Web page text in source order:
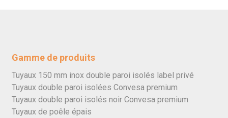
Gamme de produits
Tuyaux 150 mm inox double paroi isolés label privé
Tuyaux double paroi isolées Convesa premium
Tuyaux double paroi isolés noir Convesa premium
Tuyaux de poêle épais